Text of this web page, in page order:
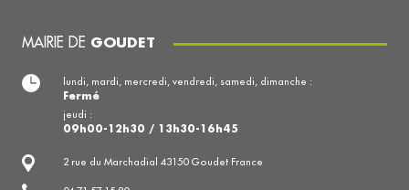
MAIRIE DE GOUDET
2 rue du Marchadial 43150 Goudet France
lundi, mardi, mercredi, vendredi, samedi, dimanche :
Fermé
jeudi :
09h00-12h30 / 13h30-16h45